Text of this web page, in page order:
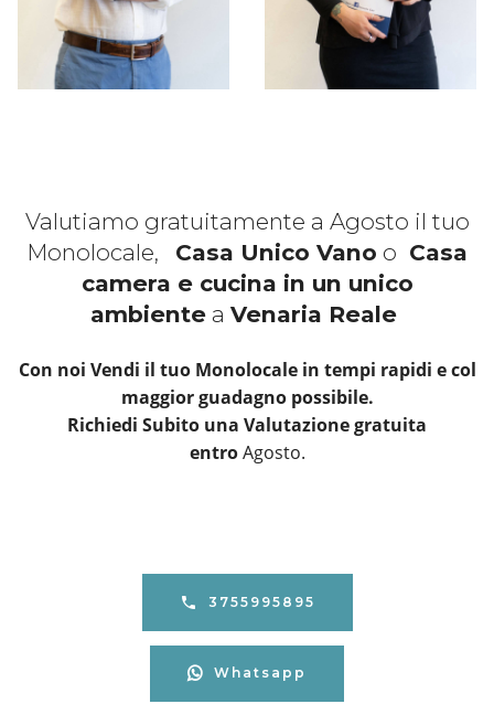
Valutiamo gratuitamente a Agosto il tuo
Monolocale, Casa Unico Vano o Casa
camera e cucina in un unico
ambiente a Venaria Reale
Con noi Vendi il tuo Monolocale in tempi rapidi e col
maggior guadagno possibile.
Richiedi Subito una Valutazione gratuita
entroAgosto.
3755995895
Whatsapp